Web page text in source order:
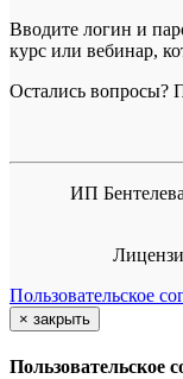
Вводите логин и
курс или вебинар,
Остались вопросы?
ИП
Пользовательское
× закрыть
Пользовательское